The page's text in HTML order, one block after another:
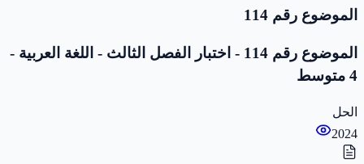
الموضوع رقم 114
الموضوع رقم 114 - اختبار الفصل الثالث - اللغة العربية -
4 متوسط
الحل
2024